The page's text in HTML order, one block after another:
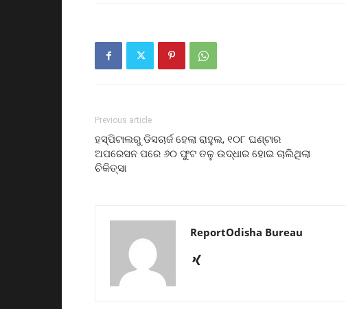
Previous article
ହସ୍ପିଟାଲରୁ ଡିସଚାର୍ଜ ହେଲା ରାହୁଲ, ୧୦୮ ଘଣ୍ଟାର
ଅପରେସନ ପରେ ୬୦ ଫୁଟ ତଳୁ ଉଦ୍ଧାର ହୋଇ ଚାଲିଥିଲା
ଚିକିତ୍ସା
ReportOdisha Bureau